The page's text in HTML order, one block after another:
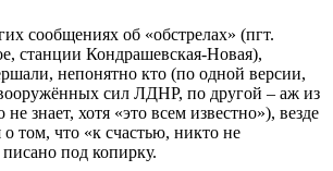
сообщениях об «обстрелах» (пгт.
станции Кондрашевская-Новая),
непонятно кто (по одной версии,
сил ЛДНР, по другой – аж из
знает, хотя «это всем известно»), везде
том, что «к счастью, никто не
под копирку.